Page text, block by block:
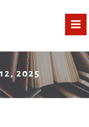
2025